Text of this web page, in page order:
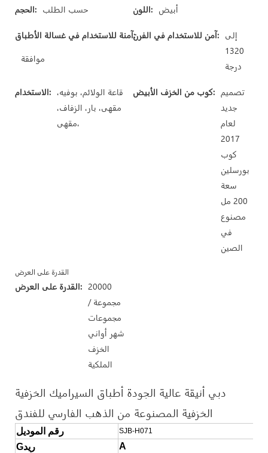
الحجم: حسب الطلب اللون: أبيض
آمنة للاستخدام في غسالة الأطباق:
موافقة
آمن للاستخدام في الفرن: إلى
1320
درجة
الاستخدام: قاعة الولائم، بوفيه،
مقهى، بار، الزفاف،
مقهى،
كوب من الخزف الأبيض: تصميم
جديد
لعام
2017
كوب
بورسلين
سعة
200 مل
مصنوع
في
الصين
القدرة على العرض
القدرة على العرض: 20000
مجموعة /
مجموعات
شهر أواني
الخزف
الملكية
دبي أنيقة عالية الجودة أطباق السيراميك الخزفية
الخزفية المصنوعة من الذهب الفارسي للفندق
رقم الموديل SJB-H071
Gريد A